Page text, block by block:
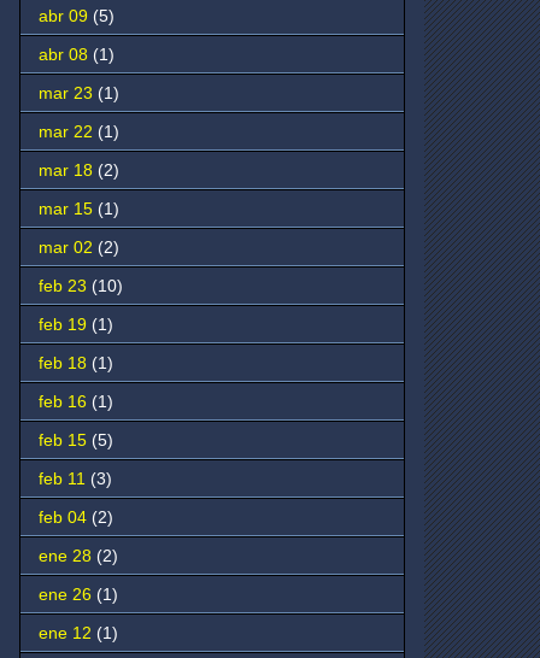
abr 09 (5)
abr 08 (1)
mar 23 (1)
mar 22 (1)
mar 18 (2)
mar 15 (1)
mar 02 (2)
feb 23 (10)
feb 19 (1)
feb 18 (1)
feb 16 (1)
feb 15 (5)
feb 11 (3)
feb 04 (2)
ene 28 (2)
ene 26 (1)
ene 12 (1)